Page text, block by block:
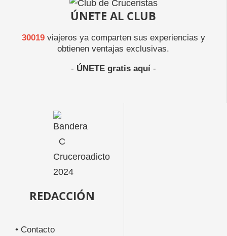
ÚNETE AL CLUB
30019viajeros ya comparten sus experiencias y
obtienen ventajas exclusivas.
- ÚNETE gratis aquí-
REDACCIÓN
• Contacto